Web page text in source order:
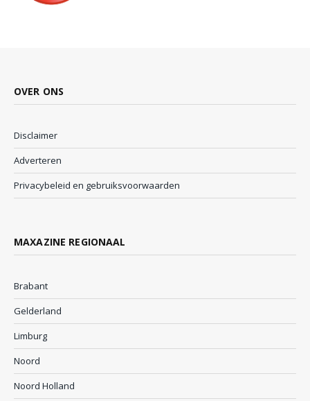
OVER ONS
Disclaimer
Adverteren
Privacybeleid en gebruiksvoorwaarden
MAXAZINE REGIONAAL
Brabant
Gelderland
Limburg
Noord
Noord Holland